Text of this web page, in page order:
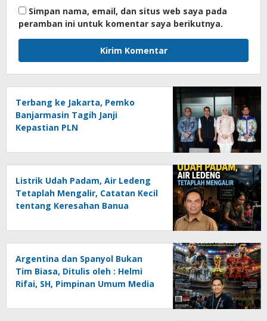
Simpan nama, email, dan situs web saya pada
peramban ini untuk komentar saya berikutnya.
Terbang ke Jakarta, Pemko
Banjarmasin Tagih Janji
Kepastian PLN
Listrik Udah Padam, Air Ledeng
Tetaplah Mengalir, Catatan Kecil
tentang Keresahan Banua
Ancaman Lingkungan, Oleh :
Helmi Rifai, SH
Argentina dan Spanyol Bukan
Tim Biasa, Ditulis oleh : Helmi
Rifai, SH, Pimpinan Umum Media